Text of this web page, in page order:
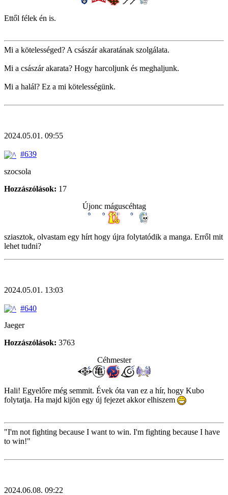
Ettől félek én is.
Mi a kötelességed? A császár akaratának szolgálata.
Mi a császár akarata? Hogy harcoljunk és meghaljunk.
Mi a halál? Ez a mi kötelességünk.
2024.05.01. 09:55
#639
szocsola
Hozzászólások: 17
Újonc máguscéhtag
sziasztok, olvastam egy hírt hogy újra folytatódik a manga. Erről mit
lehet tudni?
2024.05.01. 13:03
#640
Jaeger
Hozzászólások: 3763
Céhmester
Hali! Egyelőre még semmit. Évek óta van ez a hír, hogy Kubo
folytatja. Ha majd kijön egy új fejezet akkor elhiszem
"I'm not fighting because I want to win. I'm fighting because I have
to win!"
2024.06.08. 09:22